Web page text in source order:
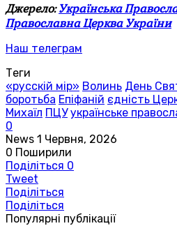
Джерело:Українська
Православна Церква України
Наш телеграм
Теги
«русскій мір» Волинь День
боротьба Епіфаній єдність
Михаїл ПЦУ українське
0
News 1 Червня, 2026
0 Поширили
Поділіться 0
Tweet
Поділіться
Поділіться
Популярні публікації